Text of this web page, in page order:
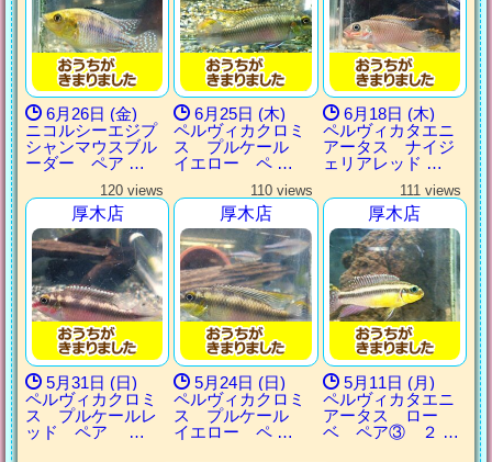
6月26日 (金)
ニコルシーエジプ
シャンマウスブル
ーダー ペア …
6月25日 (木)
ペルヴィカクロミ
ス プルケール
イエロー ペ …
6月18日 (木)
ペルヴィカタエニ
アータス ナイジ
ェリアレッド …
120 views
厚木店
5月31日 (日)
ペルヴィカクロミ
ス プルケールレ
ッド ペア …
110 views
厚木店
5月24日 (日)
ペルヴィカクロミ
ス プルケール
イエロー ペ …
111 views
厚木店
5月11日 (月)
ペルヴィカタエニ
アータス ロー
ベ ペア③ ２ …